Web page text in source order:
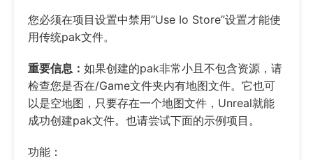
您必须在项目设置中禁用”Use Io Store”设置才能使
用传统pak文件。
重要信息： 如果创建的pak非常小且不包含资源，请
检查您是否在/Game文件夹内有地图文件。它也可
以是空地图，只要存在一个地图文件，Unreal就能
成功创建pak文件。也请尝试下面的示例项目。
功能：